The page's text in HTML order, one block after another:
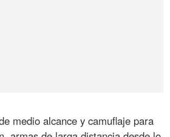
medio alcance y camuflaje para